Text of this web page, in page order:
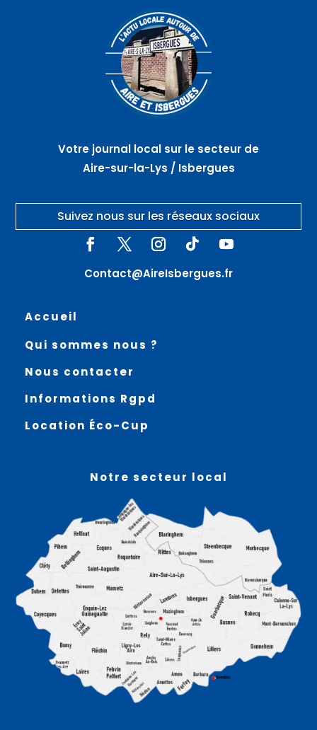
Votre journal local sur le secteur de
Aire-sur-la-Lys / Isbergues
Suivez nous sur les réseaux sociaux
Contact@AireIsbergues.fr
Accueil
Qui sommes nous ?
Nous contacter
Informations Rgpd
Location Éco-Cup
Notre secteur local